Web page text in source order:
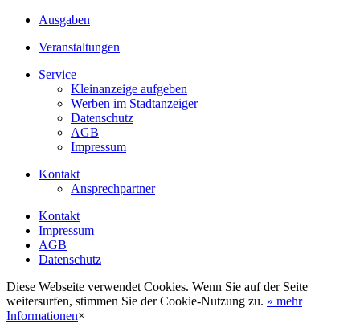
Ausgaben
Veranstaltungen
Service
Kleinanzeige aufgeben
Werben im Stadtanzeiger
Datenschutz
AGB
Impressum
Kontakt
Ansprechpartner
Kontakt
Impressum
AGB
Datenschutz
Diese Webseite verwendet Cookies. Wenn Sie auf der Seite
weitersurfen, stimmen Sie der Cookie-Nutzung zu. » mehr
Informationen×